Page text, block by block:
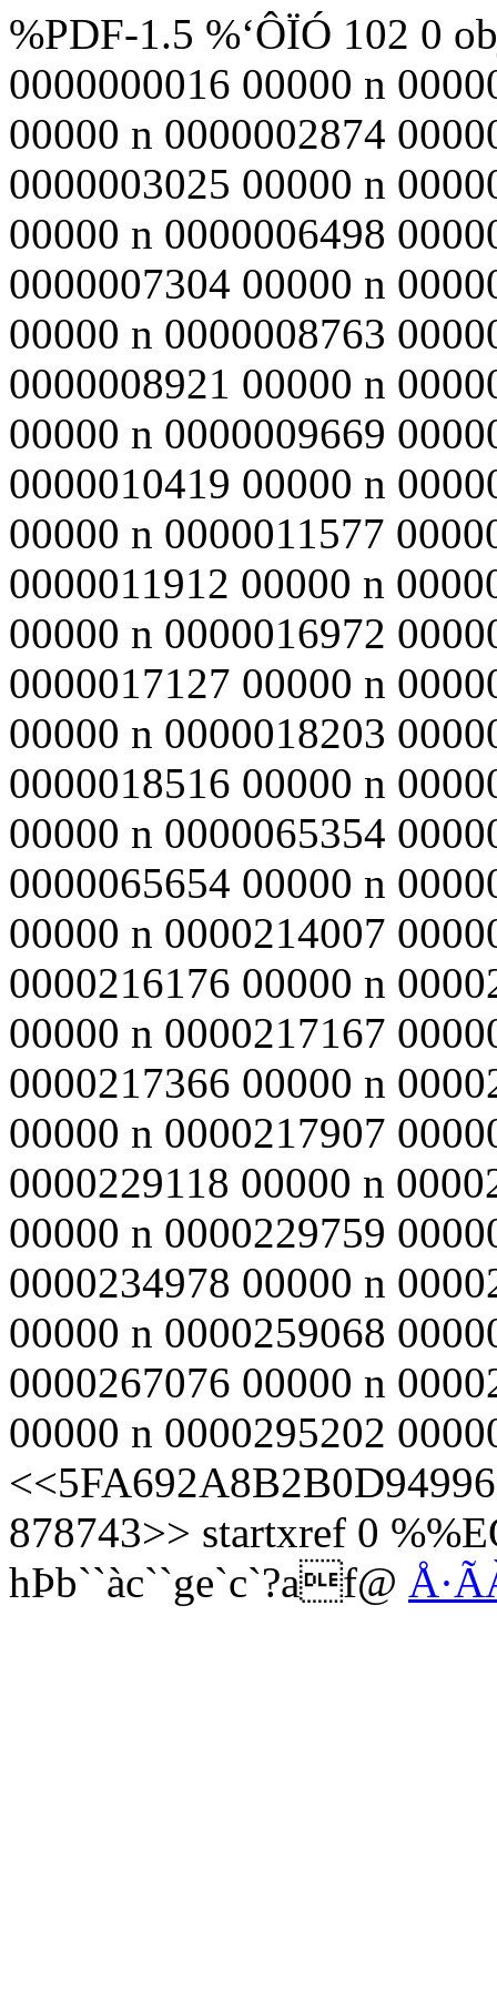
%PDF-1.5 %‘ÔÏÓ 102 0
0000000016 00000 n
00000 n 0000002874
0000003025 00000 n
00000 n 0000006498
0000007304 00000 n
00000 n 0000008763
0000008921 00000 n
00000 n 0000009669
0000010419 00000 n
00000 n 0000011577
0000011912 00000 n
00000 n 0000016972
0000017127 00000 n
00000 n 0000018203
0000018516 00000 n
00000 n 0000065354
0000065654 00000 n
00000 n 0000214007
0000216176 00000 n
00000 n 0000217167
0000217366 00000 n
00000 n 0000217907
0000229118 00000 n
00000 n 0000229759
0000234978 00000 n
00000 n 0000259068
0000267076 00000 n
00000 n 0000295202
878743>> startxref 0
hÞb``àc``ge`c`?af@